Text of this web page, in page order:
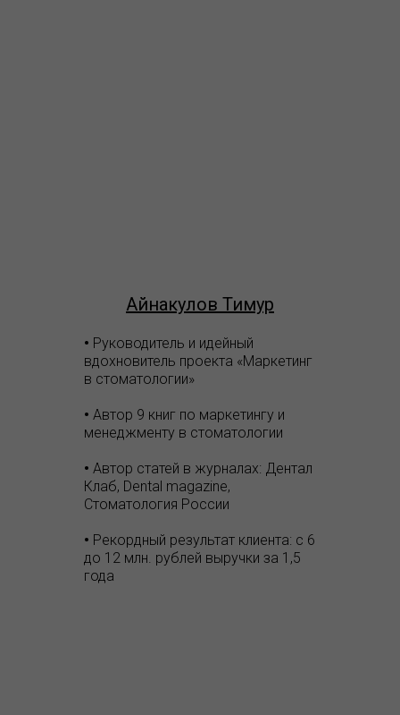
Айнакулов Тимур
• Руководитель и идейный
вдохновитель проекта «Маркетинг
в стоматологии»
• Автор 9 книг по маркетингу и
менеджменту в стоматологии
• Автор статей в журналах: Дентал
Клаб, Dental magazine,
Стоматология России
• Рекордный результат клиента: с 6
до 12 млн. рублей выручки за 1,5
года